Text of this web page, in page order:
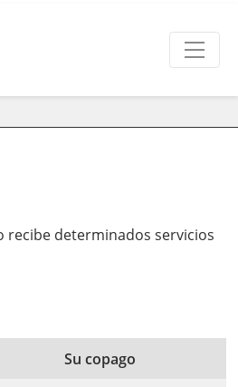
recibe determinados servicios
Su copago